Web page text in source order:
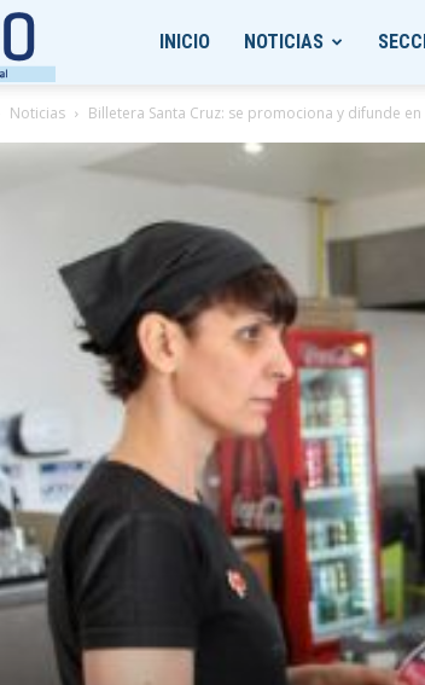
INICIO NOTICIAS
Noticias Billetera Santa Cruz: se promociona y difunde